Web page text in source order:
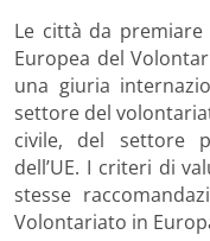
Le città da premiare
Europea del
una giuria
settore del
civile, del settore
dell’UE. I criteri di
stesse
Volontariato in